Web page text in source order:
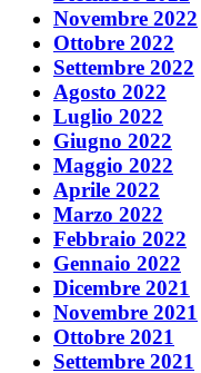
Novembre 2022
Ottobre 2022
Settembre 2022
Agosto 2022
Luglio 2022
Giugno 2022
Maggio 2022
Aprile 2022
Marzo 2022
Febbraio 2022
Gennaio 2022
Dicembre 2021
Novembre 2021
Ottobre 2021
Settembre 2021